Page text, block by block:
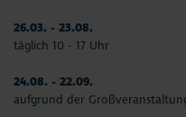
26.03. - 23.08.
täglich 10 - 17 Uhr
24.08. - 22.09.
aufgrund der